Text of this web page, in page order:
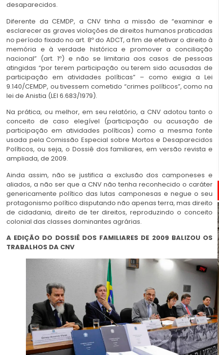
desaparecidos.
Diferente da CEMDP, a CNV tinha a missão de “examinar e
esclarecer as graves violações de direitos humanos praticadas
no período fixado no art. 8º do ADCT, a fim de efetivar o direito à
memória e à verdade histórica e promover a conciliação
nacional” (art. 1º) e não se limitaria aos casos de pessoas
atingidas “por terem participação ou terem sido acusadas de
participação em atividades políticas” – como exigia a Lei
9.140/CEMDP, ou tivessem cometido “crimes políticos”, como na
lei de Anistia (LEI 6.683/1979).
Na prática, ou melhor, em seu relatório, a CNV adotou tanto o
conceito de caso elegível (participação ou acusação de
participação em atividades políticas) como a mesma fonte
usada pela Comissão Especial sobre Mortos e Desaparecidos
Políticos, ou seja, o Dossiê dos familiares, em versão revista e
ampliada, de 2009.
Ainda assim, não se justifica a exclusão dos camponeses e
aliados, a não ser que a CNV não tenha reconhecido o caráter
genericamente político das lutas camponesas e negue o seu
protagonismo político disputando não apenas terra, mas direito
de cidadania, direito de ter direitos, reproduzindo o conceito
colonial das classes dominantes agrárias.
A EDIÇÃO DO DOSSIÊ DOS FAMILIARES DE 2009 BALIZOU OS
TRABALHOS DA CNV